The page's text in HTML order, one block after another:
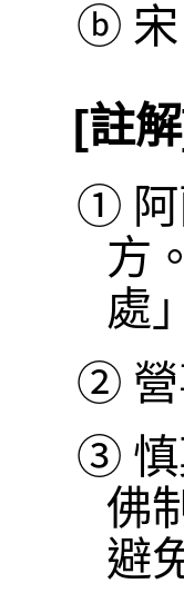
ⓑ
[註
①
方
處
②
③
佛
避